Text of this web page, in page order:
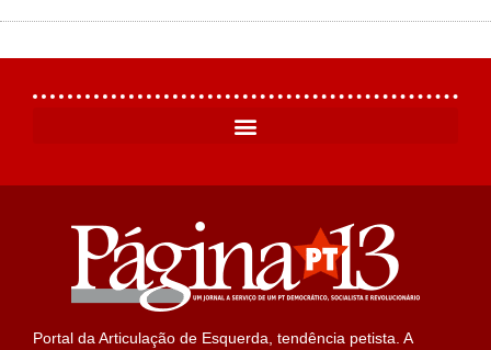
Portal da Articulação de Esquerda, tendência petista. A